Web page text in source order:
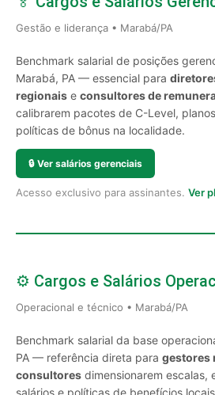
Gestão e liderança • Marabá/PA
Benchmark salarial de posições
Marabá, PA — essencial para
regionais e consultores de
calibrarem pacotes de C-Level,
políticas de bônus na localidade.
🔒 Ver salários gerenciais
Acesso exclusivo para assinantes. Ver
⚙️ Cargos e Salários
Operacional e técnico • Marabá/PA
Benchmark salarial da base
PA — referência direta para gestores
consultores dimensionarem escalas,
salários e políticas de benefícios locais.